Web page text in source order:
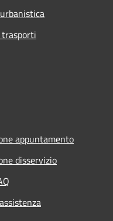
appuntamento
disservizio